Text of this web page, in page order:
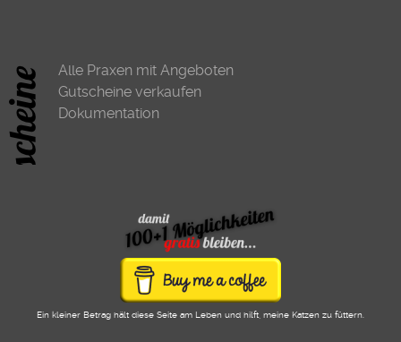
Alle Praxen mit Angeboten
Gutscheine verkaufen
Dokumentation
Ein kleiner Betrag hält diese Seite am Leben und hilft, meine Katzen zu füttern.